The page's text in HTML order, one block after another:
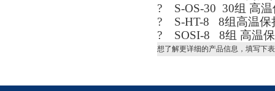
? S-OS-30 30组 高温
? S-HT-8 8组高温保
? SOSI-8 8组 高温
想了解更详细的产品信息，填写下